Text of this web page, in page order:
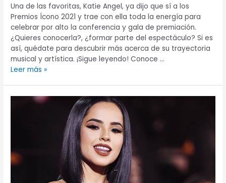
Una de las favoritas, Katie Angel, ya dijo que sí a los
Premios Ícono 2021 y trae con ella toda la energía para
celebrar por alto la conferencia y gala de premiación.
¿Quieres conocerla?, ¿formar parte del espectáculo? Si es
así, quédate para descubrir más acerca de su trayectoria
musical y artística. ¡Sigue leyendo! Conoce …
Leer más »
Participantes
¡mujeres
del